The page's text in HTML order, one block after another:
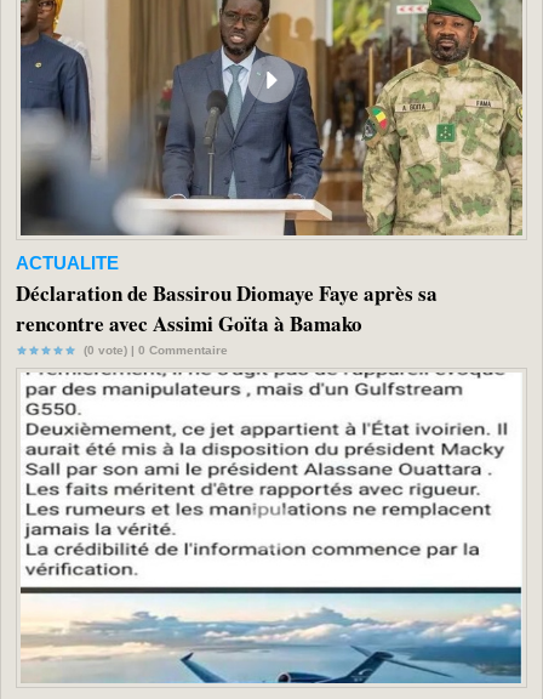
ACTUALITE
Déclaration de Bassirou Diomaye Faye après sa
rencontre avec Assimi Goïta à Bamako
(0 vote) | 0 Commentaire